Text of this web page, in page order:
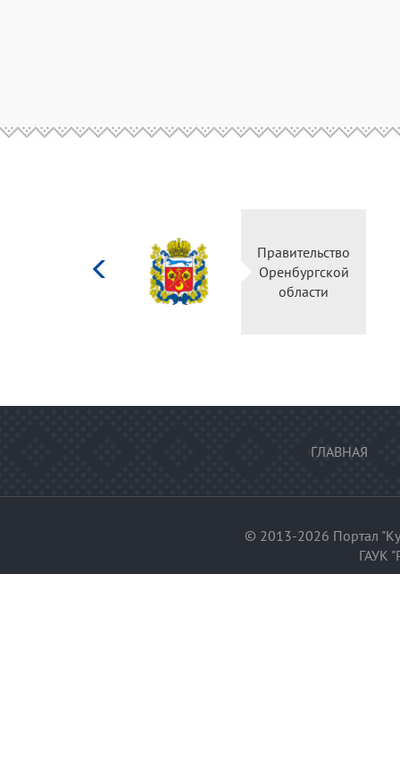
Российской
Правительство
Оренбургской
области
ГЛАВНАЯ
© 2013-2026 Портал
ГАУК